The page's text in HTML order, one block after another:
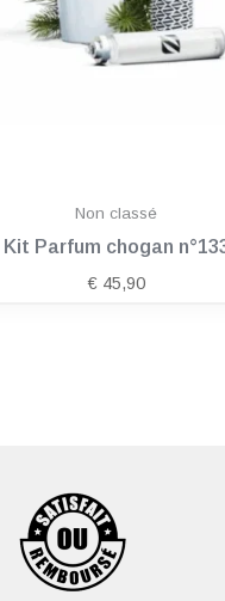
Non classé
Kit Parfum chogan
€ 45,90